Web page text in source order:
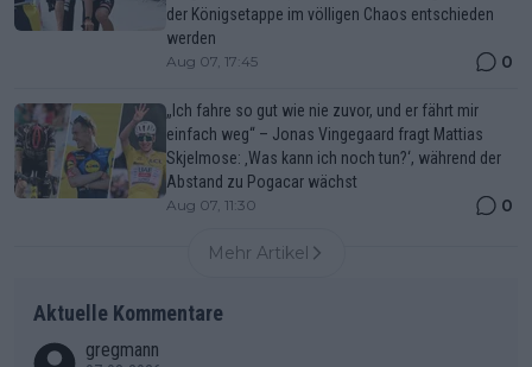
der Königsetappe im völligen Chaos entschieden
werden
Aug 07, 17:45 0
„Ich fahre so gut wie nie zuvor, und er fährt mir
einfach weg“ – Jonas Vingegaard fragt Mattias
Skjelmose: ‚Was kann ich noch tun?‘, während der
Abstand zu Pogacar wächst
Aug 07, 11:30 0
Mehr Artikel
Aktuelle Kommentare
gregmann